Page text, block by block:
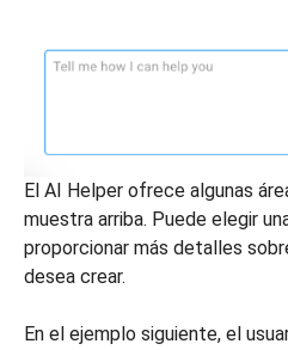
El AI Helper ofrece algunas
muestra arriba. Puede elegir
proporcionar más detalles
desea crear.
En el ejemplo siguiente, el